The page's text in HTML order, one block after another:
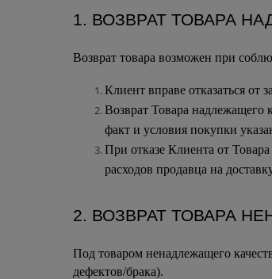
1. ВОЗВРАТ ТОВАРА
Возврат товара возможен при
Клиент вправе отказаться от
Возврат Товара надлежащего
факт и условия покупки
При отказе Клиента от
расходов продавца на
2. ВОЗВРАТ ТОВАРА
Под товаром ненадлежащего
дефектов/брака).